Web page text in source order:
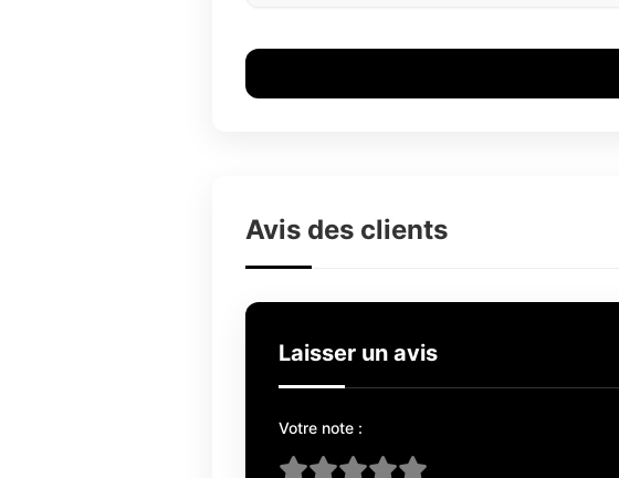
Avis des clients
Laisser un avis
Votre note :